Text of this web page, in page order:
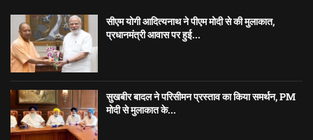
सीएम योगी आदित्यनाथ ने पीएम मोदी से की मुलाकात,
प्रधानमंत्री आवास पर हुई...
सुखबीर बादल ने परिसीमन प्रस्ताव का किया समर्थन, PM
मोदी से मुलाकात के...